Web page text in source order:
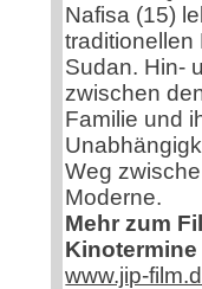
Nafisa (15)
traditionellen
Sudan. Hin-
zwischen
Familie und
Weg
Moderne.
Mehr zum
www.jip-